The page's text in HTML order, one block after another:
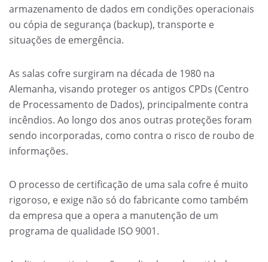
armazenamento de dados em condições operacionais
ou cópia de segurança (backup), transporte e
situações de emergência.
As salas cofre surgiram na década de 1980 na
Alemanha, visando proteger os antigos CPDs (Centro
de Processamento de Dados), principalmente contra
incêndios. Ao longo dos anos outras proteções foram
sendo incorporadas, como contra o risco de roubo de
informações.
O processo de certificação de uma sala cofre é muito
rigoroso, e exige não só do fabricante como também
da empresa que a opera a manutenção de um
programa de qualidade ISO 9001.